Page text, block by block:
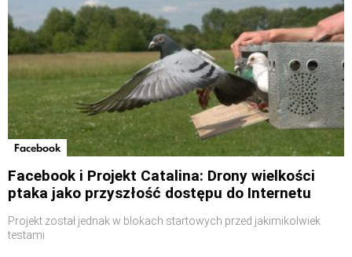
Facebook
Facebook i Projekt Catalina: Drony wielkości
ptaka jako przyszłość dostępu do Internetu
Projekt został jednak w blokach startowych przed jakimikolwiek
testami